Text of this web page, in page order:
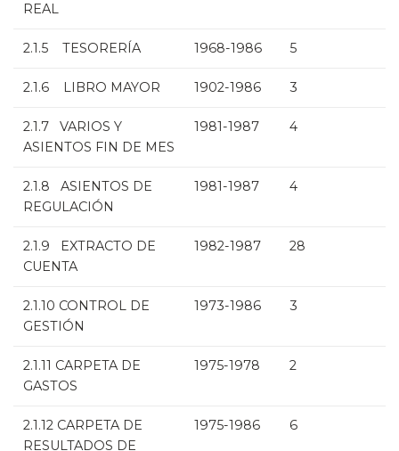
REAL
2.1.5 TESORERÍA 1968-1986 5
2.1.6 LIBRO MAYOR 1902-1986 3
2.1.7 VARIOS Y
ASIENTOS FIN DE MES
1981-1987 4
2.1.8 ASIENTOS DE
REGULACIÓN
1981-1987 4
2.1.9 EXTRACTO DE
CUENTA
1982-1987 28
2.1.10 CONTROL DE
GESTIÓN
1973-1986 3
2.1.11 CARPETA DE
GASTOS
1975-1978 2
2.1.12 CARPETA DE
RESULTADOS DE
1975-1986 6